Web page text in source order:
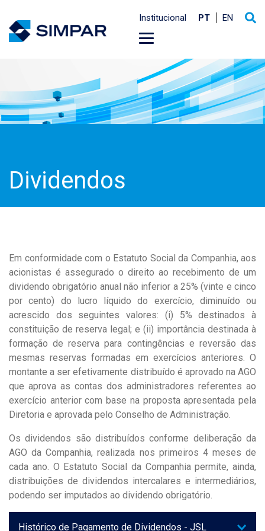
Institucional PT EN
Dividendos
Em conformidade com o Estatuto Social da Companhia, aos
acionistas é assegurado o direito ao recebimento de um
dividendo obrigatório anual não inferior a 25% (vinte e cinco
por cento) do lucro líquido do exercício, diminuído ou
acrescido dos seguintes valores: (i) 5% destinados à
constituição de reserva legal; e (ii) importância destinada à
formação de reserva para contingências e reversão das
mesmas reservas formadas em exercícios anteriores. O
montante a ser efetivamente distribuído é aprovado na AGO
que aprova as contas dos administradores referentes ao
exercício anterior com base na proposta apresentada pela
Diretoria e aprovada pelo Conselho de Administração.
Os dividendos são distribuídos conforme deliberação da
AGO da Companhia, realizada nos primeiros 4 meses de
cada ano. O Estatuto Social da Companhia permite, ainda,
distribuições de dividendos intercalares e intermediários,
podendo ser imputados ao dividendo obrigatório.
Histórico de Pagamento de Dividendos - JSL